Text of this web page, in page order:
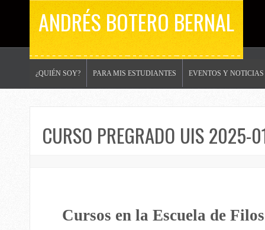
ANDRÉS BOTERO BERNAL
¿QUIÉN SOY? PARA MIS ESTUDIANTES EVENTOS Y NOTICIAS
CURSO PREGRADO UIS 2025-
Cursos en la Escuela de